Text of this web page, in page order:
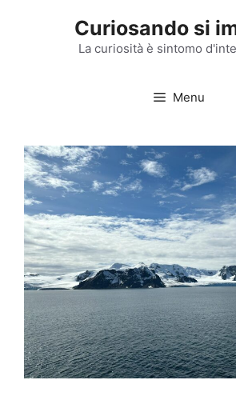
Curiosando si
La curiosità è sintomo
Menu